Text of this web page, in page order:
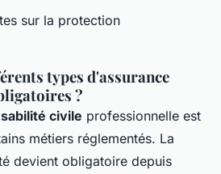
types d'assurance
?
civile professionnelle est
métiers réglementés. La
devient obligatoire depuis